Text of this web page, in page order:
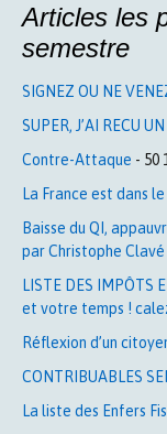
Articles les
semestre
SIGNEZ OU NE
SUPER, J’AI RECU
Contre-Attaque - 50
La France est dans
Baisse du QI,
par Christophe
LISTE DES IMPÔTS
et votre temps !
Réflexion d’un
CONTRIBUABLES
La liste des Enfers